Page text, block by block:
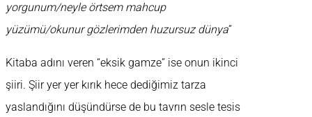
yorgunum/neyle örtsem mahcup
yüzümü/okunur gözlerimden huzursuz dünya”
Kitaba adını veren “eksik gamze” ise onun ikinci
şiiri. Şiir yer yer kırık hece dediğimiz tarza
yaslandığını düşündürse de bu tavrın sesle tesis